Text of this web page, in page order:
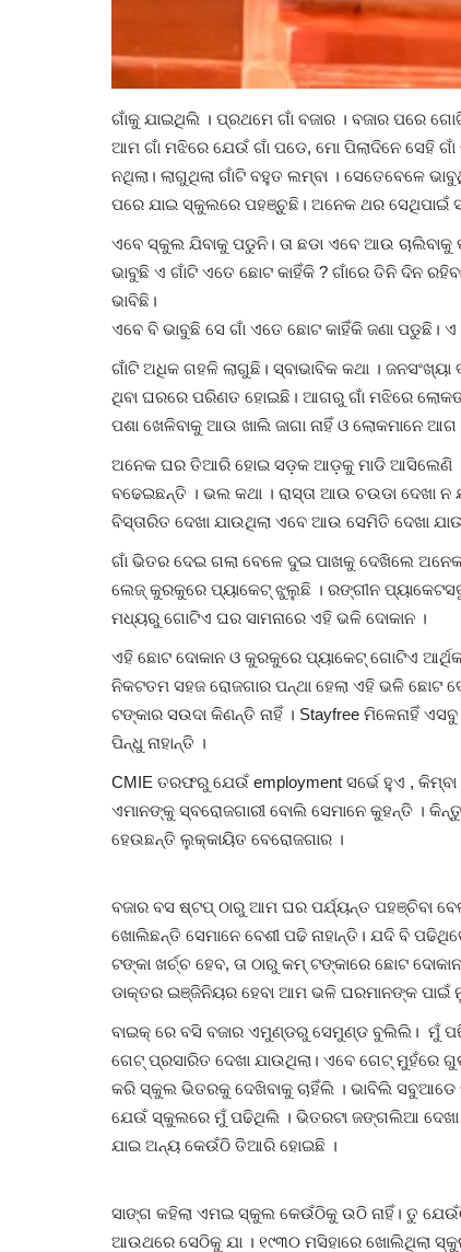
ଗାଁକୁ ଯାଇଥିଲି । ପ୍ରଥମେ ଗାଁ ବଜାର । ବଜାର ପରେ
ଆମ ଗାଁ ମଝିରେ ଯେଉଁ ଗାଁ ପଡେ, ମୋ ପିଲାଦିନେ ସେହି
ନଥିଲା। ଲାଗୁଥିଲା ଗାଁଟି ବହୁତ ଲମ୍ବା । ସେତେବେଳେ
ପରେ ଯାଇ ସ୍କୁଲରେ ପହଞ୍ଚୁଛି। ଅନେକ ଥର
ଏବେ ସ୍କୁଲ ଯିବାକୁ ପଡୁନି। ତା ଛଡା ଏବେ ଆଉ
ଭାବୁଛି ଏ ଗାଁଟି ଏତେ ଛୋଟ କାହିଁକି ? ଗାଁରେ ତିନି ଦିନ
ଭାବିଛି।
ଏବେ ବି ଭାବୁଛି ସେ ଗାଁ ଏତେ ଛୋଟ କାହିଁକି ଜଣା ପଡୁଛି।
ଗାଁଟି ଅଧିକ ଗହଳି ଲାଗୁଛି। ସ୍ବାଭାବିକ କଥା ।
ଥିବା ଘରରେ ପରିଣତ ହୋଇଛି। ଆଗରୁ ଗାଁ ମଝିରେ
ପଶା ଖେଳିବାକୁ ଆଉ ଖାଲି ଜାଗା ନାହିଁ ଓ ଲୋକମାନେ
ଅନେକ ଘର ତିଆରି ହୋଇ ସଡ଼କ ଆଡ଼କୁ ମାଡି ଆସିଲେଣି ।
ବଢେଇଛନ୍ତି ।‌ ଭଲ କଥା । ରାସ୍ତା ଆଉ ଚଉଡା ଦେଖା
ବିସ୍ତାରିତ ଦେଖା ଯାଉଥିଲା ଏବେ ଆଉ ସେମିତି ଦେଖା
ଗାଁ ଭିତର ଦେଇ ଗଲା ବେଳେ ଦୁଇ ପାଖକୁ ଦେଖିଲେ
ଲେଜ୍ କୁରକୁରେ ପ୍ୟାକେଟ୍ ଝୁଲୁଛି । ରଙ୍ଗୀନ
ମଧ୍ୟରୁ ଗୋଟିଏ ଘର ସାମନାରେ ଏହି ଭଳି ଦୋକାନ ।
ଏହି ଛୋଟ ଦୋକାନ ଓ କୁରକୁରେ ପ୍ୟାକେଟ୍ ଗୋଟିଏ ଆର୍ଥିକ
ନିକଟତମ ସହଜ ରୋଜଗାର ପନ୍ଥା ହେଲା ଏହି ଭଳି ଛୋଟ
ଟଙ୍କାର ସଉଦା କିଣନ୍ତି ନାହିଁ । Stayfree ମିଳେନାହିଁ
ପିନ୍ଧୁ ନାହାନ୍ତି ।
CMIE ତରଫରୁ ଯେଉଁ employment ସର୍ଭେ ହୁଏ , କିମ୍ବା
ଏମାନଙ୍କୁ ସ୍ବରୋଜଗାରୀ ବୋଲି ସେମାନେ କୁହନ୍ତି ।
ହେଉଛନ୍ତି ଲୁକ୍କାୟିତ ବେରୋଜଗାର ।
ବଜାର ବସ ଷ୍ଟପ୍ ଠାରୁ ଆମ ଘର ପର୍ଯ୍ୟନ୍ତ ପହଞ୍ଚିବା
ଖୋଲିଛନ୍ତି ସେମାନେ ବେଶୀ ପଢି ନାହାନ୍ତି। ଯଦି ବି
ଟଙ୍କା ଖର୍ଚ୍ଚ ହେବ, ତା ଠାରୁ କମ୍ ଟଙ୍କାରେ ଛୋଟ
ଡାକ୍ତର ଇଞ୍ଜିନିୟର ହେବା ଆମ ଭଳି ଘରମାନଙ୍କ ପାଇଁ
ବାଇକ୍ ରେ ବସି ବଜାର ଏମୁଣ୍ଡରୁ ସେମୁଣ୍ଡ ବୁଲିଲି। ମୁଁ
ଗେଟ୍ ପ୍ରସାରିତ ଦେଖା ଯାଉଥିଲା। ଏବେ ଗେଟ୍ ମୁହଁରେ
କରି ସ୍କୁଲ ଭିତରକୁ ଦେଖିବାକୁ ଚାହିଁଲି । ଭାବିଲି
ଯେଉଁ ସ୍କୁଲରେ ମୁଁ ପଢିଥିଲି । ଭିତରଟା ଜଙ୍ଗଲିଆ ଦେଖା
ଯାଇ ଅନ୍ୟ କେଉଁଠି ତିଆରି ହୋଇଛି ।‌
ସାଙ୍ଗ କହିଲା ଏମଇ ସ୍କୁଲ କେଉଁଠିକୁ ଉଠି ନାହିଁ। ତୁ
ଆଉଥରେ ସେଠିକୁ ଯା । ୧୯୩୦ ମସିହାରେ ଖୋଲିଥିଲା
ହା ଜିନଙ୍କ କବିତା